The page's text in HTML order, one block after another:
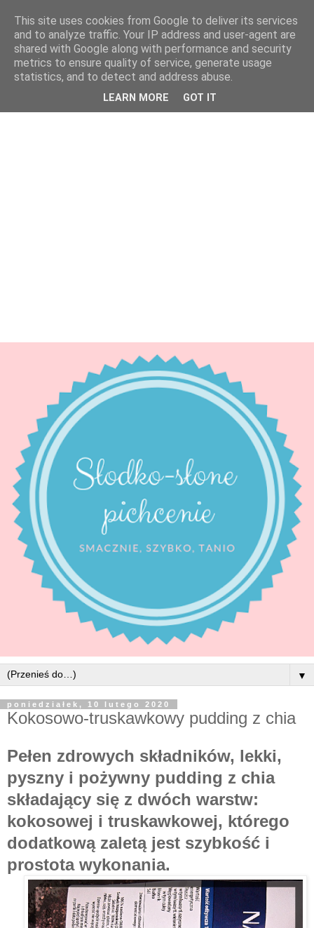
▼
poniedziałek, 10 lutego 2020
Kokosowo-truskawkowy pudding z chia
Pełen zdrowych składników, lekki,
pyszny i pożywny pudding z chia
składający się z dwóch warstw:
kokosowej i truskawkowej, którego
dodatkową zaletą jest szybkość i
prostota wykonania.
This site uses cookies from Google to deliver its services
and to analyze traffic. Your IP address and user-agent are
shared with Google along with performance and security
metrics to ensure quality of service, generate usage
statistics, and to detect and address abuse.
LEARN MORE GOT IT